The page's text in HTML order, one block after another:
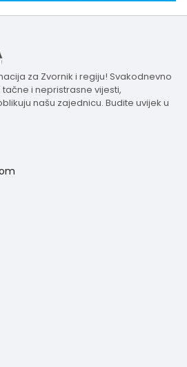
za Zvornik i regiju! Svakodnevno
i nepristrasne vijesti,
našu zajednicu. Budite uvijek u